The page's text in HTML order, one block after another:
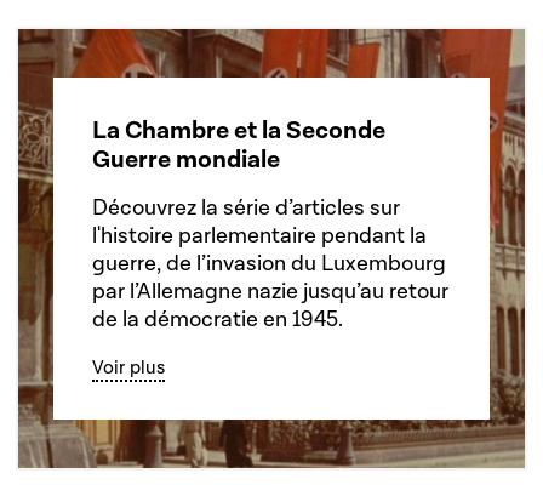
La Chambre et la Seconde
Guerre mondiale
Découvrez la série d’articles sur
l'histoire parlementaire pendant la
guerre, de l’invasion du Luxembourg
par l’Allemagne nazie jusqu’au retour
de la démocratie en 1945.
Voir plus